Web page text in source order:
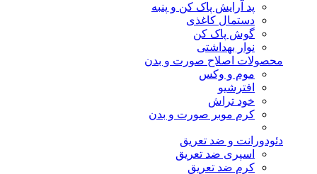
پد آرایش پاک کن و پنبه
دستمال کاغذی
گوش پاک کن
نوار بهداشتی
محصولات اصلاح صورت و بدن
موم و وکس
افترشیو
خود تراش
کرم موبر صورت و بدن
دئودورانت و ضد تعریق
اسپری ضد تعریق
کرم ضد تعریق